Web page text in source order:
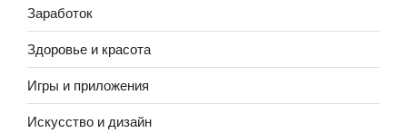
Заработок
Здоровье и красота
Игры и приложения
Искусство и дизайн